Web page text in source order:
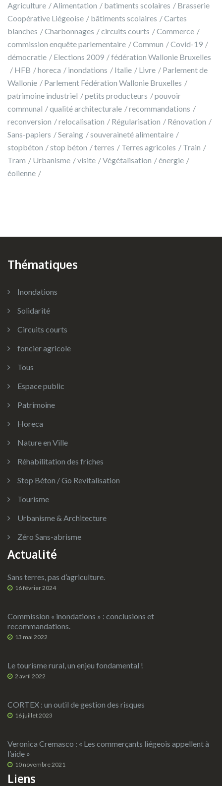
Agriculture Alimentation batiments scolaires
Brasserie
Coopérative Liégeoise
bâtiments scolaires
Cartes
blanches
Charbonnages circuits courts
Commerce
commission enquête parlementaire
Commun
Covid-19
démocratie
Elections 2009
fédération Wallonie Bruxelles
HFB
horeca inondations Italie Livre
Parlement de
Wallonie
Parlement Fédération Wallonie Bruxelles
patrimoine industriel
petits producteurs
pouvoir
communal
qualité architecturale
recommandations
reconversion
relocalisation Régularisation
Rénovation
Sans-papiers
Seraing
souveraineté alimentaire
stopbéton
stop béton terres Terres agricoles
Train
Tram
Urbanisme visite Végétalisation
énergie
éolienne
Thématiques
Inondations
Solidarité
Circuits courts
foncier agricole
Tous
Espace public
Patrimoine
Horeca
Nature en Ville
Réhabilitation des friches
Stop Béton / Go Revitalisation
Tourisme
Urbanisme & Architecture
Zéro Sans-abrisme
Actualité
Sans terres, pas d’agriculture.
16 février 2024
Commission « inondations » : conclusions et
recommandations.
13 mai 2022
Le tourisme rural, un enjeu fondamental !
2 avril 2022
CORTEX : un outil de gestion des risques
16 juillet 2023
Veronica Cremasco : « Les commerçants liégeois appellent à
l’aide »
10 novembre 2021
Liens